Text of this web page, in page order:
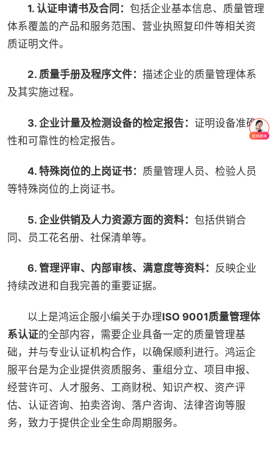
1. 认证申请书及合同：包括企业基本信息、质量管理
体系覆盖的产品和服务范围、营业执照复印件等相关资
质证明文件。
2. 质量手册及程序文件：描述企业的质量管理体系
及其实施过程。
3. 企业计量及检测设备的检定报告：证明设备准确
性和可靠性的检定报告。
4. 特殊岗位的上岗证书： 质量管理人员、检验人员
等特殊岗位的上岗证书。
5. 企业供销及人力资源方面的资料：包括供销合
同、员工花名册、社保清单等。
6. 管理评审、内部审核、满意度等资料： 反映企业
持续改进和自我完善的重要证据。
以上是鸿运企服小编关于办理ISO 9001质量管理体
系认证的全部内容，需要企业具备一定的质量管理基
础，并与专业认证机构合作，以确保顺利进行。鸿运企
服平台是为企业提供资质服务、重组分立、项目申报、
经营许可、人才服务、工商财税、知识产权、资产评
估、认证咨询、拍卖咨询、落户咨询、法律咨询等服
务，致力于提供企业全生命周期服务。